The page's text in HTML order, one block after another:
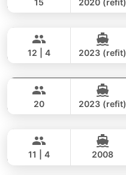
AZIMUT 46FT
12 | 4 2023 (refit)
AZIMUT 50FT
20 2023 (refit)
AZIMUT 50FT
11 | 4 2008